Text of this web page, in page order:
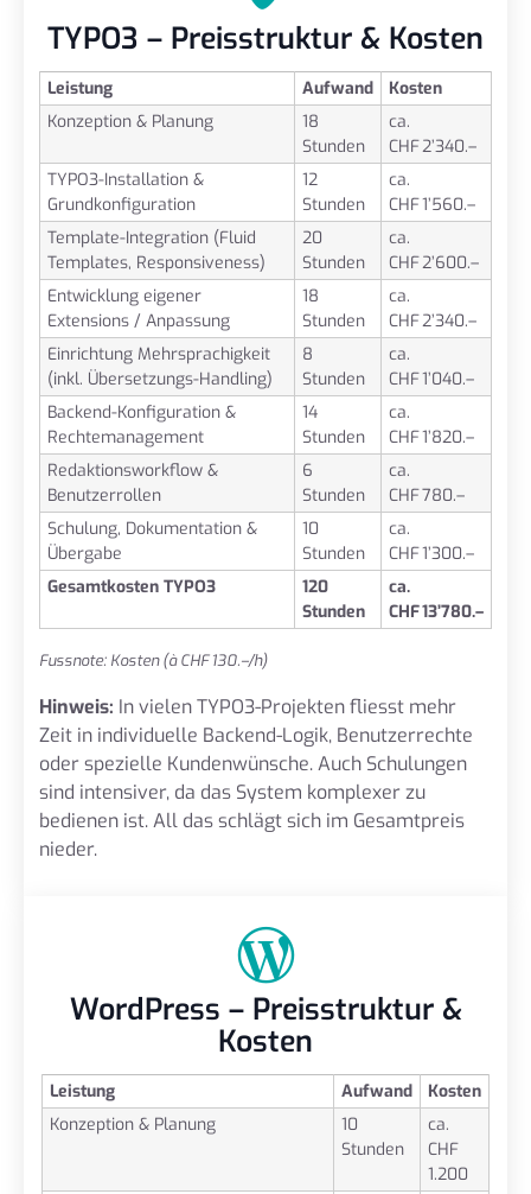
TYPO3 – Preisstruktur & Kosten
Leistung Aufwand
Kosten
Konzeption & Planung
18
Stunden
ca.
CHF 2’340.–
TYPO3-Installation &
Grundkonfiguration
12
Stunden
ca.
CHF 1’560.–
Template-Integration (Fluid
Templates, Responsiveness)
20
Stunden
ca.
CHF 2’600.–
Entwicklung eigener
Extensions / Anpassung
18
Stunden
ca.
CHF 2’340.–
Einrichtung Mehrsprachigkeit
(inkl. Übersetzungs-Handling)
8
Stunden
ca.
CHF 1’040.–
Backend-Konfiguration &
Rechtemanagement
14
Stunden
ca.
CHF 1’820.–
Redaktionsworkflow &
Benutzerrollen
6
Stunden
ca.
CHF 780.–
Schulung, Dokumentation &
Übergabe
10
Stunden
ca.
CHF 1’300.–
Gesamtkosten TYPO3
120
Stunden
ca.
CHF 13’780.–
Fussnote: Kosten (à CHF 130.–/h)
Hinweis: In vielen TYPO3-Projekten fliesst mehr
Zeit in individuelle Backend-Logik, Benutzerrechte
oder spezielle Kundenwünsche. Auch Schulungen
sind intensiver, da das System komplexer zu
bedienen ist. All das schlägt sich im Gesamtpreis
nieder.
WordPress – Preisstruktur &
Kosten
Leistung Aufwand
Kosten
Konzeption & Planung
10
Stunden
ca.
CHF
1.200